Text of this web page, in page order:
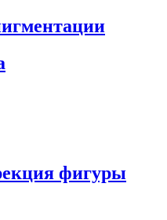
фигуры